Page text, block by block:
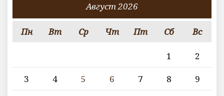
Август 2026
Пн Вт Ср Чт Пт Сб Вс
1
2
3
4 5 6 7 8
9